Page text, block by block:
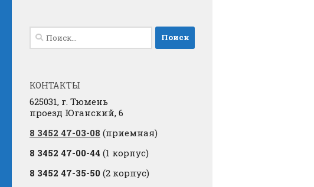
Найти:
КОНТАКТЫ
625031, г. Тюмень
проезд Юганский, 6
8 3452 47-03-08 (приемная)
8 3452 47-00-44 (1 корпус)
8 3452 47-35-50 (2 корпус)